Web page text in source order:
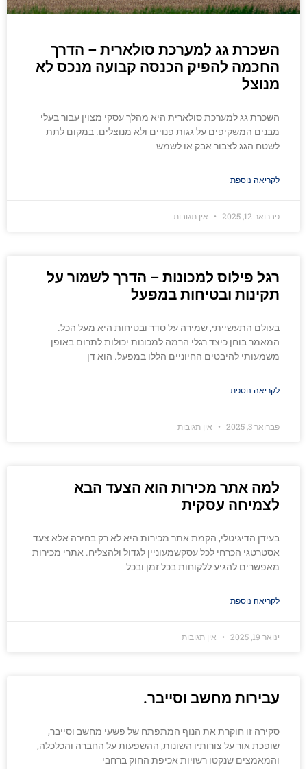
השכרת גג למערכת סולארית – הדרך
החכמה להפיק הכנסה קבועה מנכס לא
מנוצל
השכרת גג למערכת סולארית היא מהלך עסקי מצוין עבור בעלי
מבנים המשקיפים על גגות פנויים ולא מנוצלים. במקום לתת
לשטח הגג לצבור אבק או לשמש
לקריאה נוספת
פברואר 12, 2025 אין תגובות
רגל פילוס למכונות – הדרך לשמור על
תקינות ובטיחות במפעל
בעולם התעשייתי, שמירה על סדר ובטיחות היא מעל הכל.
המאמר בוחן כיצד רגלי הרמה למכונות יכולות לתרום באופן
משמעותי להיבטים החיוניים הללו במפעל. הוא דן
לקריאה נוספת
פברואר 3, 2025 אין תגובות
למה אתר מכירות הוא הצעד הבא
לצמיחה עסקית
בעידן הדיגיטלי, הקמת אתר מכירות היא לא רק בחירה אלא צעד
אסטרטגי הכרחי לכל עסקשמעוניין לגדול ולהצליח. אתרי מכירות
מאפשרים להגיע ללקוחות בכל זמן ובכל
לקריאה נוספת
ינואר 19, 2025 אין תגובות
עבירות מחשב וסייבר.
סקירה זו חוקרת את הנוף המתפתח של פשעי מחשב וסייבר,
שופכת אור על צורותיו השונות, ההשפעות על החברה והכלכלה,
והמאמצים שנקטו רשויות אכיפת החוק ברחבי